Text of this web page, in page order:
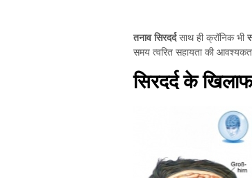
तनाव सिरदर्दसाथ ही क्रॉनिक भी
समय त्वरित सहायता की
सिरदर्द के